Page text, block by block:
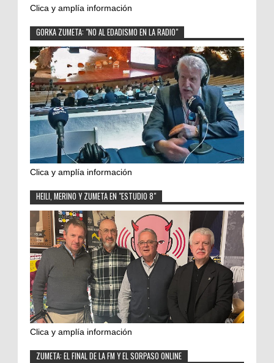
Clica y amplía información
GORKA ZUMETA: "NO AL EDADISMO EN LA RADIO"
Clica y amplía información
HEILI, MERINO Y ZUMETA EN "ESTUDIO 8"
Clica y amplía información
ZUMETA: EL FINAL DE LA FM Y EL SORPASO ONLINE